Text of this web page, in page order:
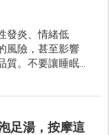
寶能夠在安心
發炎、情緒低
風險，甚至影響
質。不要讓睡眠
足湯，按摩這